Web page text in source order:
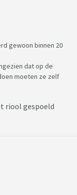
gewoon binnen 20
dat op de
moeten ze zelf
riool gespoeld